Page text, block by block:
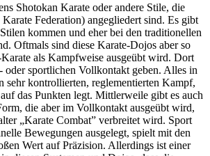
Shotokan Karate oder andere Stile, die
Federation) angegliedert sind. Es gibt
kommen und eher bei den traditionellen
Oftmals sind diese Karate-Dojos aber so
Karate als Kampfweise ausgeübt wird. Dort
oder sportlichen Vollkontakt geben. Alles in
sehr kontrollierten, reglementierten Kampf,
das Punkten legt. Mittlerweile gibt es auch
die aber im Vollkontakt ausgeübt wird,
„Karate Combat” verbreitet wird. Sport
Bewegungen ausgelegt, spielt mit den
Wert auf Präzision. Allerdings ist einer